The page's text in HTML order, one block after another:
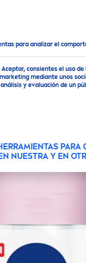
para analizar el
Aceptar, consientes el uso
mediante unos
análisis y evaluación de un
PARA
NUESTRA Y EN
Línea de